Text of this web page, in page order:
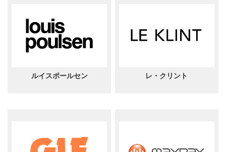
ルイスポールセン レ・クリント